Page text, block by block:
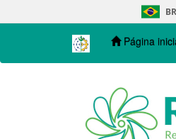
navigation
Página